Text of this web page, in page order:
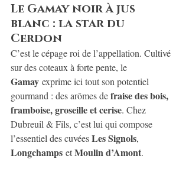
Le Gamay noir à jus
blanc : la star du
Cerdon
C’est le cépage roi de l’appellation. Cultivé
sur des coteaux à forte pente, le
Gamay exprime ici tout son potentiel
gourmand : des arômes de fraise des bois,
framboise, groseille et cerise. Chez
Dubreuil & Fils, c’est lui qui compose
l’essentiel des cuvées Les Signols,
Longchamps et Moulin d’Amont.